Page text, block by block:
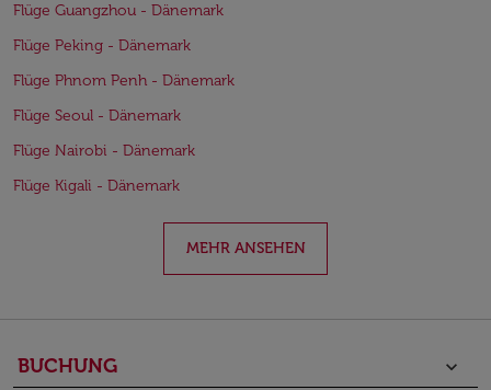
Flüge Guangzhou - Dänemark
Flüge Peking - Dänemark
Flüge Phnom Penh - Dänemark
Flüge Seoul - Dänemark
Flüge Nairobi - Dänemark
Flüge Kigali - Dänemark
MEHR ANSEHEN
BUCHUNG keyboard_arrow_down